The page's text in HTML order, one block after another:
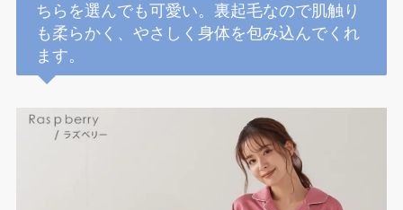
ちらを選んでも可愛い。裏起毛なので肌触り
も柔らかく、やさしく身体を包み込んでくれ
ます。